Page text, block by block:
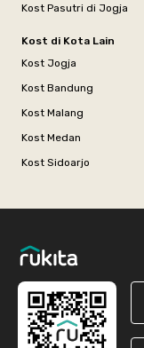
Kost Pasutri di Jogja
Kost di Kota Lain
Kost Jogja
Kost Bandung
Kost Malang
Kost Medan
Kost Sidoarjo